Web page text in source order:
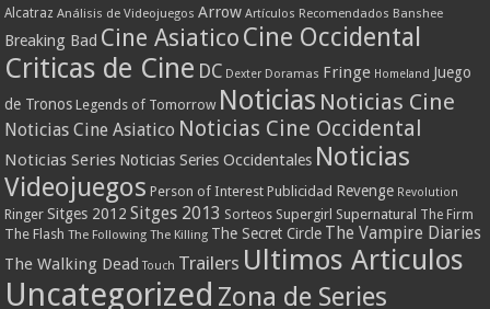
Alcatraz Análisis de Videojuegos Arrow Artículos Recomendados Banshee
Breaking Bad Cine AsiaticoCine Occidental
Criticas de Cine DC Dexter Doramas Fringe Homeland Juego
de Tronos Legends of Tomorrow Noticias Noticias Cine
Noticias Cine Asiatico Noticias Cine Occidental
Noticias Series Noticias Series Occidentales Noticias
Videojuegos Person of Interest Publicidad Revenge Revolution
Ringer Sitges 2012 Sitges 2013 Sorteos Supergirl Supernatural The Firm
The Flash The Following The Killing The Secret Circle The Vampire Diaries
The Walking Dead Touch Trailers Ultimos Articulos
Uncategorized Zona de Series